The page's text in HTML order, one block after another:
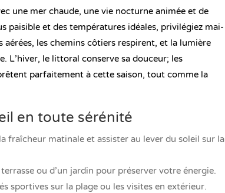
une mer chaude, une vie nocturne animée et de
paisible et des températures idéales, privilégiez mai-
les chemins côtiers respirent, et la lumière
L’hiver, le littoral conserve sa douceur; les
parfaitement à cette saison, tout comme la
en toute sérénité
fraîcheur matinale et assister au lever du soleil sur la
ou d’un jardin pour préserver votre énergie.
sportives sur la plage ou les visites en extérieur.